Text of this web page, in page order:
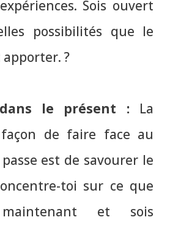
Sois ouvert
possibilités que le
?
le présent :La
de faire face au
est de savourer le
toi sur ce que
et sois